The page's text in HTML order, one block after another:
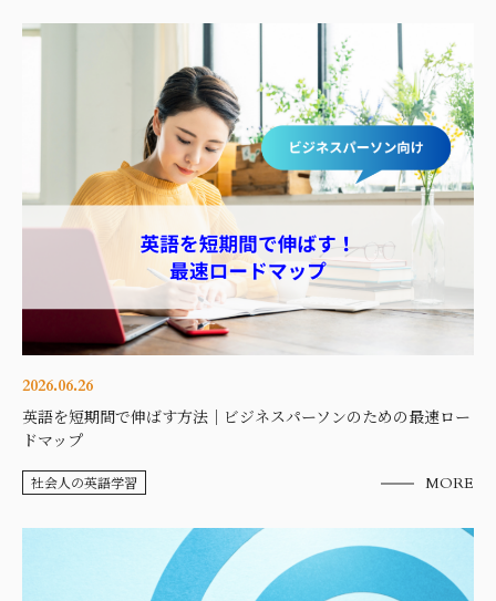
2026.06.26
英語を短期間で伸ばす方法｜ビジネスパーソンのための最速ロー
ドマップ
社会人の英語学習 MORE